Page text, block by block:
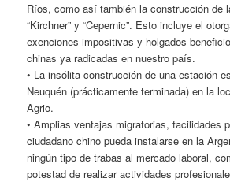
Ríos, como así también la construcción de
“Kirchner” y “Cepernic”. Esto incluye el
exenciones impositivas y holgados
chinas ya radicadas en nuestro país.
• La insólita construcción de una estación
Neuquén (prácticamente terminada) en la
Agrio.
• Amplias ventajas migratorias, facilidades
ciudadano chino pueda instalarse en la
ningún tipo de trabas al mercado laboral,
potestad de realizar actividades